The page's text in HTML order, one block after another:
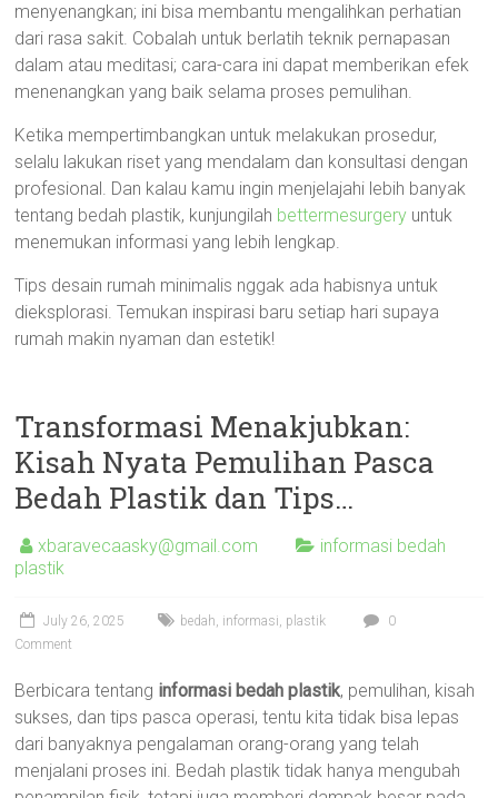
menyenangkan; ini bisa membantu mengalihkan perhatian
dari rasa sakit. Cobalah untuk berlatih teknik pernapasan
dalam atau meditasi; cara-cara ini dapat memberikan efek
menenangkan yang baik selama proses pemulihan.
Ketika mempertimbangkan untuk melakukan prosedur,
selalu lakukan riset yang mendalam dan konsultasi dengan
profesional. Dan kalau kamu ingin menjelajahi lebih banyak
tentang bedah plastik, kunjungilah bettermesurgery untuk
menemukan informasi yang lebih lengkap.
Tips desain rumah minimalis nggak ada habisnya untuk
dieksplorasi. Temukan inspirasi baru setiap hari supaya
rumah makin nyaman dan estetik!
Transformasi Menakjubkan:
Kisah Nyata Pemulihan Pasca
Bedah Plastik dan Tips…
xbaravecaasky@gmail.com
informasi bedah
plastik
July 26, 2025 bedah, informasi, plastik
0
Comment
Berbicara tentang informasi bedah plastik, pemulihan, kisah
sukses, dan tips pasca operasi, tentu kita tidak bisa lepas
dari banyaknya pengalaman orang-orang yang telah
menjalani proses ini. Bedah plastik tidak hanya mengubah